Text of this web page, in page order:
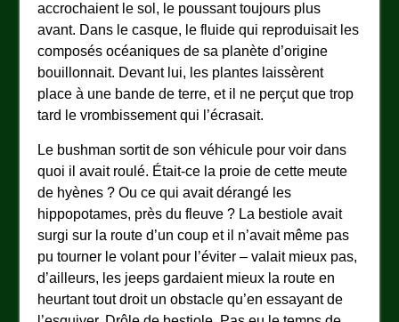
accrochaient le sol, le poussant toujours plus
avant. Dans le casque, le fluide qui reproduisait les
composés océaniques de sa planète d’origine
bouillonnait. Devant lui, les plantes laissèrent
place à une bande de terre, et il ne perçut que trop
tard le vrombissement qui l’écrasait.
Le bushman sortit de son véhicule pour voir dans
quoi il avait roulé. Était-ce la proie de cette meute
de hyènes ? Ou ce qui avait dérangé les
hippopotames, près du fleuve ? La bestiole avait
surgi sur la route d’un coup et il n’avait même pas
pu tourner le volant pour l’éviter – valait mieux pas,
d’ailleurs, les jeeps gardaient mieux la route en
heurtant tout droit un obstacle qu’en essayant de